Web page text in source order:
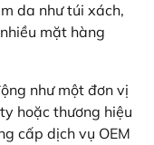
da như túi xách,
mặt hàng
như một đơn vị
hoặc thương hiệu
cấp dịch vụ OEM